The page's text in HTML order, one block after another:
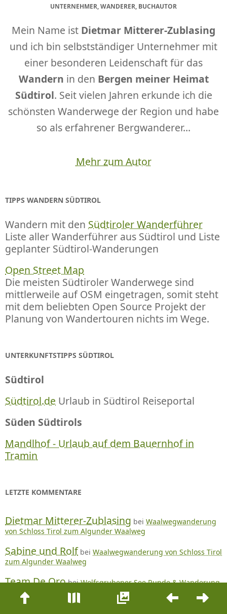
Beitrags-
Navigation
UNTERNEHMER, WANDERER, BUCHAUTOR
Mein Name ist Dietmar Mitterer-Zublasing
und ich bin selbstständiger Unternehmer mit
einer besonderen Leidenschaft für das
Wandern in den Bergen meiner Heimat
Südtirol. Seit vielen Jahren erkunde ich die
schönsten Wanderwege der Region und habe
so als erfahrener Bergwanderer...
Mehr zum Autor
TIPPS WANDERN SÜDTIROL
Wandern mit den Südtiroler Wanderführer
Liste aller Wanderführer aus Südtirol und Liste
geplanter Südtirol-Wanderungen
Open Street Map
Die meisten Südtiroler Wanderwege sind
mittlerweile auf OSM eingetragen, somit steht
mit dem beliebten Open Source Projekt der
Planung von Wandertouren nichts im Wege.
UNTERKUNFTSTIPPS SÜDTIROL
Südtirol
Südtirol.de Urlaub in Südtirol Reiseportal
Süden Südtirols
Mandlhof - Urlaub auf dem Bauernhof in
Tramin
LETZTE KOMMENTARE
Dietmar Mitterer-Zublasing bei Waalwegwanderung
von Schloss Tirol zum Algunder Waalweg
Sabine und Rolf bei Waalwegwanderung von Schloss Tirol
zum Algunder Waalweg
Team De OrobeiWolfsgrubener See Runde & Wanderung
zum Lama- und Alpakahof Kaserhof